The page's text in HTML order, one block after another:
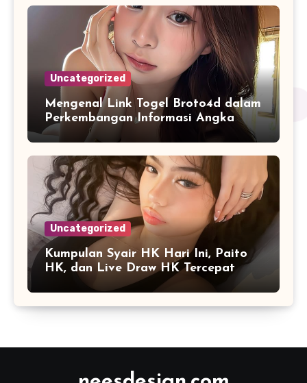
Uncategorized
Mengenal Link Togel Broto4d dalam
Perkembangan Informasi Angka
Digital
Uncategorized
Kumpulan Syair HK Hari Ini, Paito
HK, dan Live Draw HK Tercepat